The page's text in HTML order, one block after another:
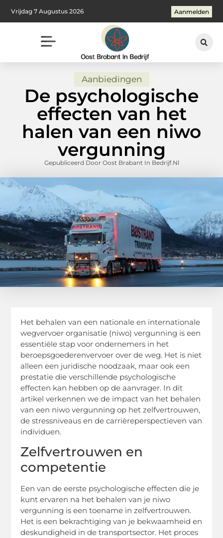
Vrijdag 7 Augustus 2026 Aanmelden
Aanbiedingen
De psychologische
effecten van het
halen van een niwo
vergunning
Gepubliceerd Door Oost Brabant In Bedrijf.nl
Het behalen van een nationale en internationale
wegvervoer organisatie (niwo) vergunning is een
essentiële stap voor ondernemers in het
beroepsgoederenvervoer over de weg. Het is niet
alleen een juridische noodzaak, maar ook een
prestatie die verschillende psychologische
effecten kan hebben op de aanvrager. In dit
artikel verkennen we de impact van het behalen
van een niwo vergunning op het zelfvertrouwen,
de stressniveaus en de carrièreperspectieven van
individuen.
Zelfvertrouwen en
competentie
Een van de eerste psychologische effecten die je
kunt ervaren na het behalen van je niwo
vergunning is een toename in zelfvertrouwen.
Het is een bekrachtiging van je bekwaamheid en
deskundigheid in de transportsector. Het proces